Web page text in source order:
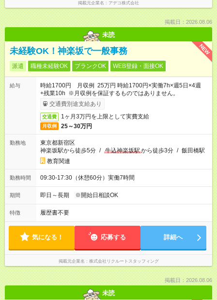
掲載元企業名 アデコ株式会社
掲載日：2026.08.06
未読
NEW
未経験OK！神楽坂で一般事務
派遣 職種未経験OK ブランクOK WEB登録・面接OK
給与
時給1700円 月収例 25万円 時給1700円×実働7h×週5日×4週
+残業10h ※月収例を保証するものではありません。
交通費別途支給あり
交通費 1ヶ月3万円を上限として実費支給
月収例 25～30万円
勤務地
東京都新宿区
神楽坂駅から徒歩5分 / 牛込神楽坂駅から徒歩3分 / 飯田橋駅
教育関連
勤務時間 09:30-17:30（休憩60分）実働7時間
期間 即日～長期 ※開始日相談OK
特徴 履歴書不要
気になる！ 応募する 詳細へ
掲載元企業名 株式会社リクルートスタッフィング
掲載日：2026.08.06
未読